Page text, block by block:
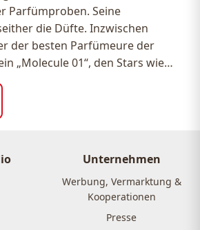
Parfümproben. Seine
die Düfte. Inzwischen
der besten Parfümeure der
„Molecule 01“, den Stars wie…
Unternehmen
Werbung, Vermarktung &
Kooperationen
Presse